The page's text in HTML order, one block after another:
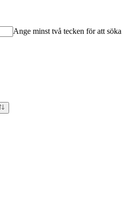
Ange minst två tecken för att söka